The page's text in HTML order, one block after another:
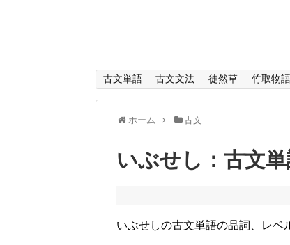
古文単語 古文文法 徒然草 竹取物語
ホーム 古文
いぶせし：古文
いぶせしの古文単語の品詞、レベ